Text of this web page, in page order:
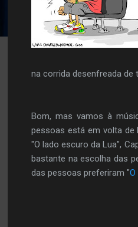
na corrida desenfreada de
Bom, mas vamos à
pessoas está em volta de
"O lado escuro da Lua",
bastante na escolha das
das pessoas preferiram "